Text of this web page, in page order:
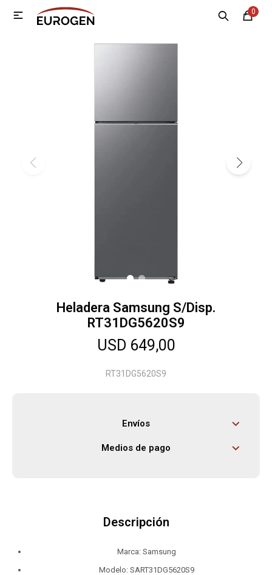
0

Heladera Samsung S/Disp.
RT31DG5620S9
USD 649,00
RT31DG5620S9
Envíos
Medios de pago
Descripción
Marca: Samsung
Modelo: SART31DG5620S9
MI CUENTA
Herramientas